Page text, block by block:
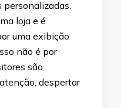
personalizadas.
loja e é
uma exibição
não é por
são
despertar